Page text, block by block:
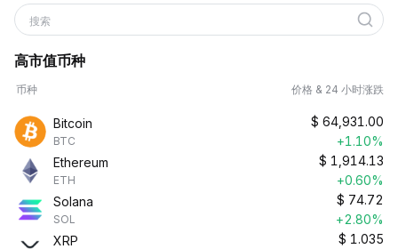
搜索
高市值币种
币种 价格 & 24 小时涨跌
Bitcoin
BTC
$ 64,931.00
+1.10%
Ethereum
ETH
$ 1,914.13
+0.60%
Solana
SOL
$ 74.72
+2.80%
XRP
$ 1.035